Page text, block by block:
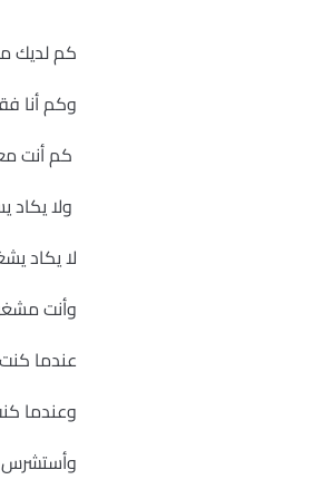
كم لديك
وكم أنا
كم أنت
ولا
لا يكاد
وأنت
عندما
وعندما
وأستشرس